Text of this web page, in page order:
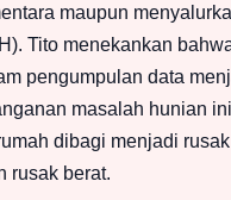
maupun
Tito menekankan
pengumpulan data
masalah hunian
dibagi menjadi
rusak berat.